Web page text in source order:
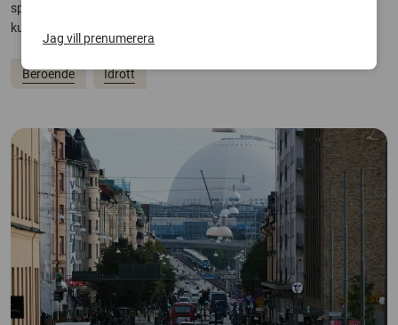
spelproblem är betydligt högre än i befolkningen i stort, och
kunskapen om klubbarnas spelpolicy är låg.
Beroende Idrott
Jag vill prenumerera